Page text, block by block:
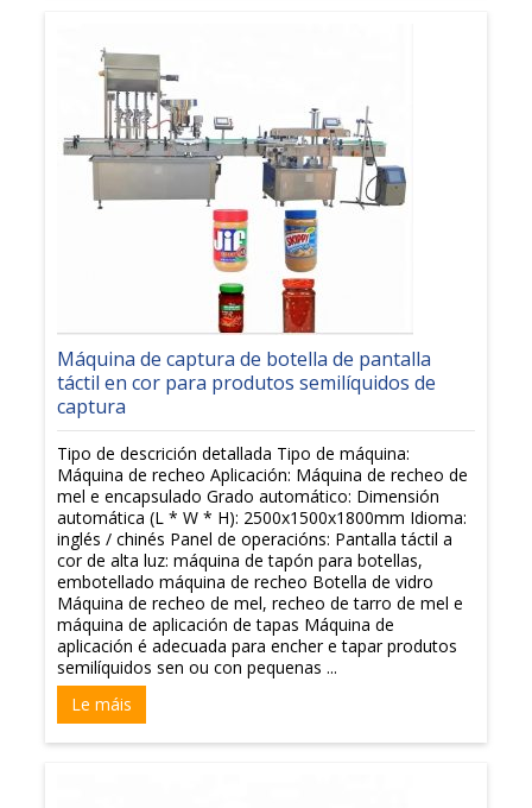
Máquina de captura de botella de pantalla
táctil en cor para produtos semilíquidos de
captura
Tipo de descrición detallada Tipo de máquina:
Máquina de recheo Aplicación: Máquina de recheo de
mel e encapsulado Grado automático: Dimensión
automática (L * W * H): 2500x1500x1800mm Idioma:
inglés / chinés Panel de operacións: Pantalla táctil a
cor de alta luz: máquina de tapón para botellas,
embotellado máquina de recheo Botella de vidro
Máquina de recheo de mel, recheo de tarro de mel e
máquina de aplicación de tapas Máquina de
aplicación é adecuada para encher e tapar produtos
semilíquidos sen ou con pequenas ...
Le máis